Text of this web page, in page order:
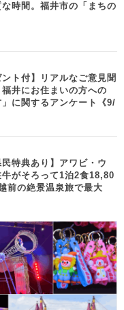
な時間。福井市の「まちの
ント付】リアルなご意見聞
井にお住まいの方への
」に関するアンケート《9/
民特典あり】アワビ・ウ
牛がそろって1泊2食18,80
前の絶景温泉旅で最大